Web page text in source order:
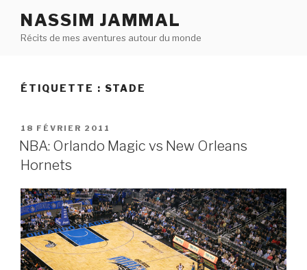
contenu
NASSIM JAMMAL
Récits de mes aventures autour du monde
ÉTIQUETTE : STADE
PUBLIÉ
LE
18 FÉVRIER 2011
NBA: Orlando Magic vs New Orleans
Hornets